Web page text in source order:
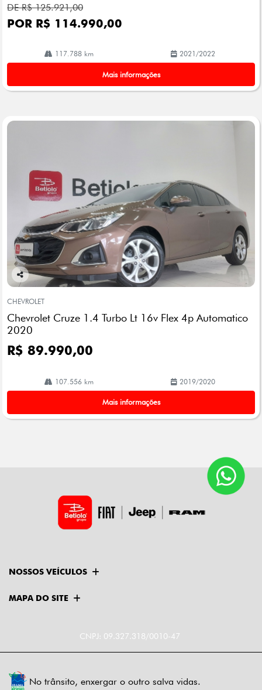
DE R$ 125.921,00
POR R$ 114.990,00
117.788 km 2021/2022
Mais informações
Co
arti
lhe
CHEVROLET
Chevrolet Cruze 1.4 Turbo Lt 16v Flex 4p Automatico
2020
R$ 89.990,00
107.556 km 2019/2020
Mais informações
NOSSOS VEÍCULOS
MAPA DO SITE
CNPJ: 09.327.318/0010-47
No trânsito, enxergar o outro salva vidas.